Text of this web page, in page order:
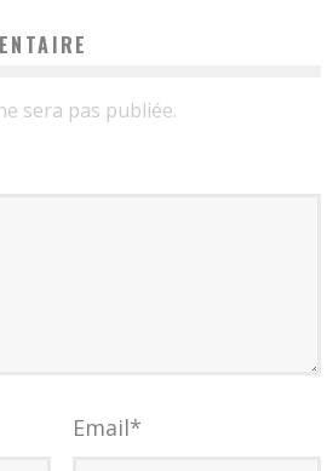
sera pas publiée.
Email*